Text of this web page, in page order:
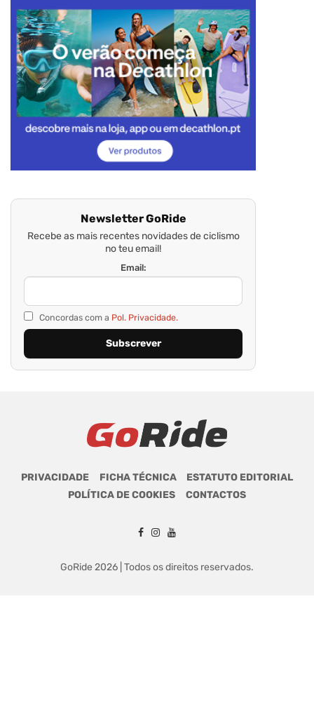
Newsletter GoRide
Recebe as mais recentes novidades de ciclismo
no teu email!
Email:
Concordas com a Pol. Privacidade.
PRIVACIDADE FICHA TÉCNICA
ESTATUTO EDITORIAL
POLÍTICA DE COOKIES
CONTACTOS
GoRide 2026 | Todos os direitos reservados.